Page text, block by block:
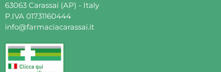
63063 Carassai (AP) - Italy
P.IVA 01731160444
info@farmaciacarassai.it